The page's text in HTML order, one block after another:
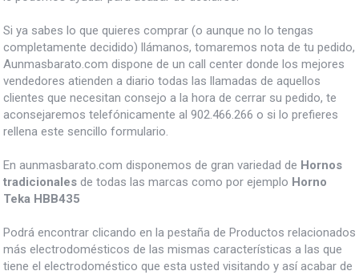
Si ya sabes lo que quieres comprar (o aunque no lo tengas
completamente decidido) llámanos, tomaremos nota de tu pedido,
Aunmasbarato.com dispone de un call center donde los mejores
vendedores atienden a diario todas las llamadas de aquellos
clientes que necesitan consejo a la hora de cerrar su pedido, te
aconsejaremos telefónicamente al 902.466.266 o si lo prefieres
rellena este sencillo formulario.
En aunmasbarato.com disponemos de gran variedad de Hornos
tradicionales de todas las marcas como por ejemplo Horno
Teka HBB435
Podrá encontrar clicando en la pestaña de Productos relacionados
más electrodomésticos de las mismas características a las que
tiene el electrodoméstico que esta usted visitando y así acabar de